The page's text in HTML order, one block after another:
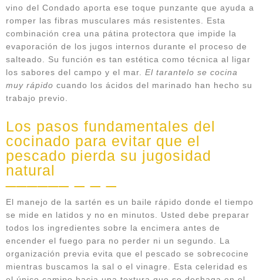
vino del Condado aporta ese toque punzante que ayuda a
romper las fibras musculares más resistentes. Esta
combinación crea una pátina protectora que impide la
evaporación de los jugos internos durante el proceso de
salteado. Su función es tan estética como técnica al ligar
los sabores del campo y el mar. El tarantelo se cocina
muy rápido cuando los ácidos del marinado han hecho su
trabajo previo.
Los pasos fundamentales del
cocinado para evitar que el
pescado pierda su jugosidad
natural
El manejo de la sartén es un baile rápido donde el tiempo
se mide en latidos y no en minutos. Usted debe preparar
todos los ingredientes sobre la encimera antes de
encender el fuego para no perder ni un segundo. La
organización previa evita que el pescado se sobrecocine
mientras buscamos la sal o el vinagre. Esta celeridad es